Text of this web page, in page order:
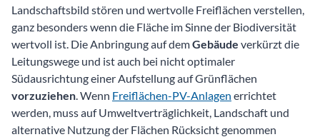
Landschaftsbild stören und wertvolle Freiflächen verstellen,
ganz besonders wenn die Fläche im Sinne der Biodiversität
wertvoll ist. Die Anbringung auf demGebäude verkürzt die
Leitungswege und ist auch bei nicht optimaler
Südausrichtung einer Aufstellung auf Grünflächen
vorzuziehen. Wenn Freiflächen-PV-Anlagen errichtet
werden, muss auf Umweltverträglichkeit, Landschaft und
alternative Nutzung der Flächen Rücksicht genommen